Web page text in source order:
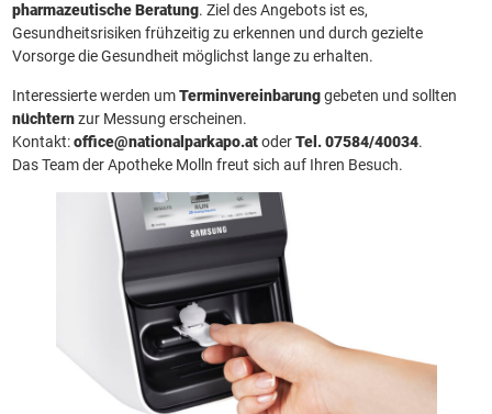
pharmazeutische Beratung. Ziel des Angebots ist es,
Gesundheitsrisiken frühzeitig zu erkennen und durch gezielte
Vorsorge die Gesundheit möglichst lange zu erhalten.
Interessierte werden umTerminvereinbarunggebeten und sollten
nüchternzur Messung erscheinen.
Kontakt:office@nationalparkapo.atoderTel. 07584/40034.
Das Team der Apotheke Molln freut sich auf Ihren Besuch.